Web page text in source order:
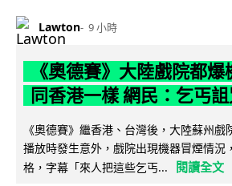
Lawton 9 小時
《奧德賽》大陸戲院都
同香港一樣 網民：乞丐
《奧德賽》繼香港、台灣後，大陸蘇州
播放時發生意外，戲院出現機器冒煙情況
格，字幕「來人把這些乞丐...
閱讀全文